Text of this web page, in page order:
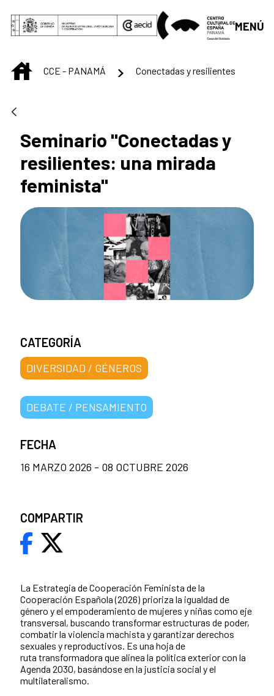
Saltar al contenido principal
MENÚ
INICIOCCE - PANAMÁ Conectadas y resilientes
Seminario "Conectadas y
resilientes: una mirada
feminista"
La Estrategia de Cooperación Feminista de la
Cooperación Española (2026) prioriza la igualdad de
género y el empoderamiento de mujeres y niñas como eje
transversal, buscando transformar estructuras de poder,
combatir la violencia machista y garantizar derechos
sexuales y reproductivos. Es una hoja de
ruta transformadora que alinea la política exterior con la
Agenda 2030, basándose en la justicia social y el
multilateralismo.
CATEGORÍA
DIVERSIDAD / GÉNEROS
DEBATE / PENSAMIENTO
FECHA
16 MARZO 2026 - 08 OCTUBRE 2026
COMPARTIR